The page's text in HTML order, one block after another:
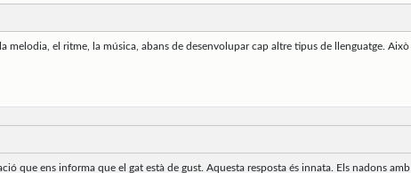
el ritme, la música, abans de desenvolupar cap altre tipus de llenguatge. Això
que ens informa que el gat està de gust. Aquesta resposta és innata. Els nadons